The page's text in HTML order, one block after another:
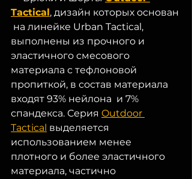
Tactical, дизайн которых основан
на линейке Urban Tactical,
выполнены из прочного и
эластичного смесового
материала с тефлоновой
пропиткой, в состав материала
входят 93% нейлона  и 7%
спандекса. Серия Outdoor
Tactical выделяется
использованием менее
плотного и более эластичного
материала, частично